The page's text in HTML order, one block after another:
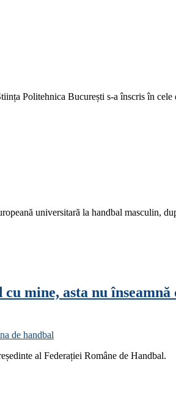
Politehnica București s-a înscris în cele
universitară la handbal masculin,
mine, asta nu înseamnă
de handbal
al Federației Române de Handbal.